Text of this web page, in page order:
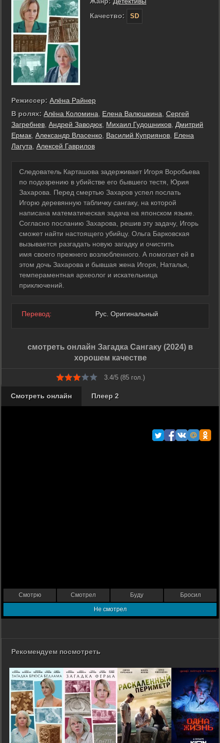
Качество:
SD
Режиссер: Алёна Райнер
В ролях: Алёна Коломина Елена Валюшкина Сергей
Загребнев Андрей Заводюк Михаил Гудошников Дмитрий
Ермак Александр Власенко Василий Куприянов Елена
Лагута Алексей Гаврилов
Следователь Карташова задерживает Игоря Воробьева
по подозрению в убийстве его бывшего тестя, Юрия
Захарова. Перед смертью Захаров успел послать
Игорю деревянную табличку сангаку, на которой
написана математическая задача на японском языке.
Согласно посланию Захарова, решив эту задачу, Игорь
сможет найти настоящего убийцу. Ольга Барковская
вызывается разгадать новую загадку и очистить
имя своего прежнего возлюбленного. А помогает ей в
этом дочь Захарова и бывшая жена Игоря, Наталья,
темпераментная археолог и искательница
приключений.
Перевод: Рус. Оригинальный
смотреть онлайн Загадка Сангаку (2024) в
хорошем качестве
3.4/5 (85 гол.)
Смотреть онлайн Плеер 2
Смотрю Смотрел Буду Бросил
Не смотрел
Рекомендуем посмотреть